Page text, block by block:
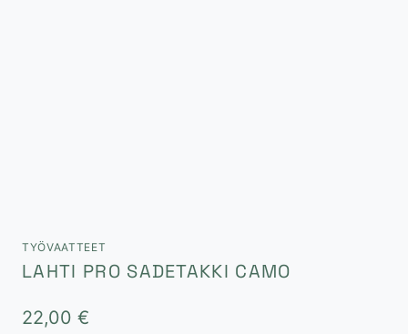
TYÖVAATTEET
LAHTI PRO SADETAKKI CAMO
22,00 €